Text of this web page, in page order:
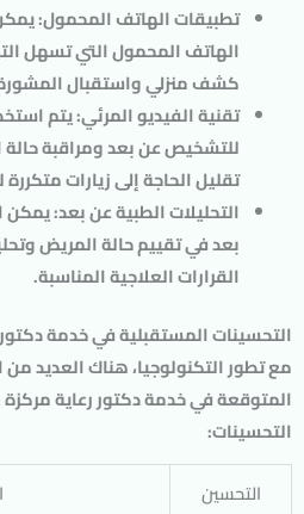
تطبيقات الهاتف المحمول:
الهاتف المحمول التي تسهل
كشف منزلي واستقبال
تقنية الفيديو المرئي:يتم
للتشخيص عن بعد ومراقبة حالة
تقليل الحاجة إلى زيارات
التحليلات الطبية عن بعد:يمكن
بعد في تقييم حالة المريض
القرارات العلاجية المناسبة.
التحسينات المستقبلية في خدمة
مع تطور التكنولوجيا، هناك العديد
المتوقعة في خدمة دكتور رعاية
التحسينات:
التحسين